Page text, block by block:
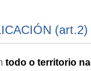
(art.2)
todo o territorio